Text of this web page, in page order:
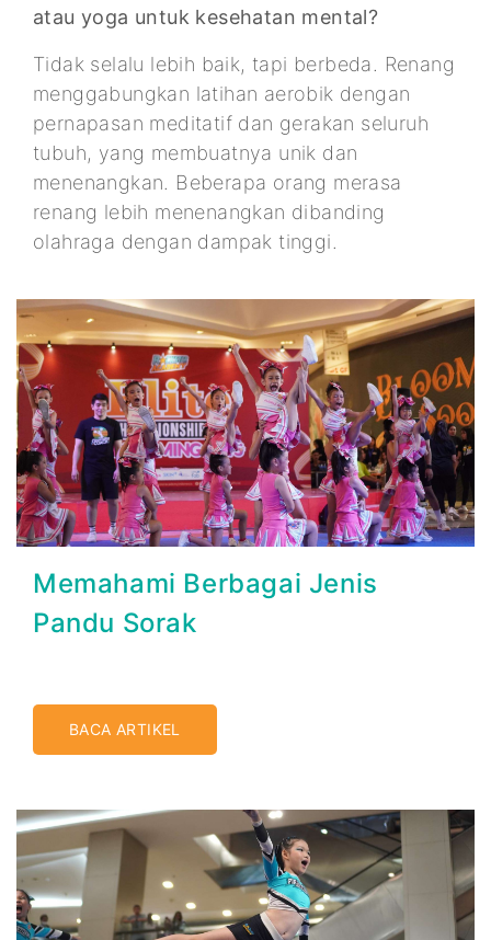
atau yoga untuk kesehatan mental?
Tidak selalu lebih baik, tapi berbeda. Renang
menggabungkan latihan aerobik dengan
pernapasan meditatif dan gerakan seluruh
tubuh, yang membuatnya unik dan
menenangkan. Beberapa orang merasa
renang lebih menenangkan dibanding
olahraga dengan dampak tinggi.
Memahami Berbagai Jenis
Pandu Sorak
BACA ARTIKEL